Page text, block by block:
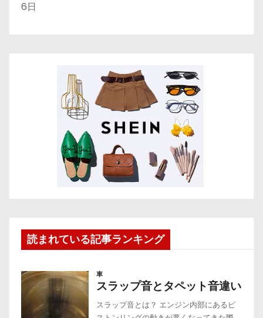
6日
読まれている記事ランキング